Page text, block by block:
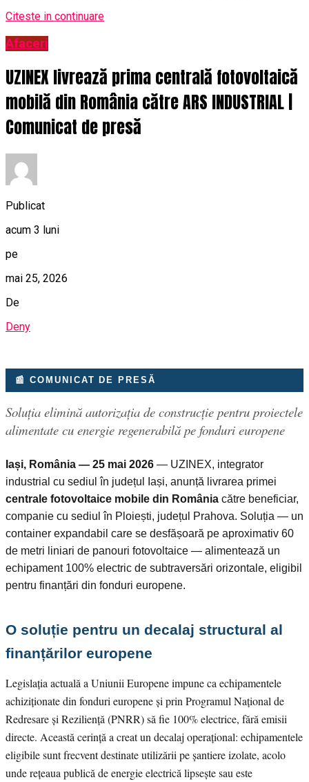
Citeste in continuare
Afaceri
UZINEX livrează prima centrală fotovoltaică
mobilă din România către ARS INDUSTRIAL |
Comunicat de presă
Publicat
acum 3 luni
pe
mai 25, 2026
De
Deny
📰 COMUNICAT DE PRESĂ
Soluția elimină autorizația de construcție pentru proiectele
alimentate cu energie regenerabilă pe fonduri europene
Iași, România — 25 mai 2026 — UZINEX, integrator
industrial cu sediul în județul Iași, anunță livrarea primei
centrale fotovoltaice mobile din România către beneficiar,
companie cu sediul în Ploiești, județul Prahova. Soluția — un
container expandabil care se desfășoară pe aproximativ 60
de metri liniari de panouri fotovoltaice — alimentează un
echipament 100% electric de subtraversări orizontale, eligibil
pentru finanțări din fonduri europene.
O soluție pentru un decalaj structural al
finanțărilor europene
Legislația actuală a Uniunii Europene impune ca echipamentele
achiziționate din fonduri europene și prin Programul Național de
Redresare și Reziliență (PNRR) să fie 100% electrice, fără emisii
directe. Această cerință a creat un decalaj operațional: echipamentele
eligibile sunt frecvent destinate utilizării pe șantiere izolate, acolo
unde rețeaua publică de energie electrică lipsește sau este